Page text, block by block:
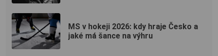
MS v hokeji 2026: kdy hraje Česko a
jaké má šance na výhru